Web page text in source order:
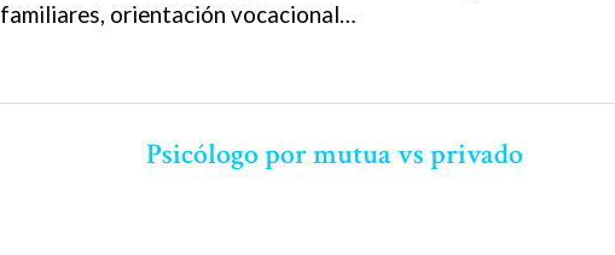
familiares, orientación vocacional…
Psicólogo por mutua vs privado